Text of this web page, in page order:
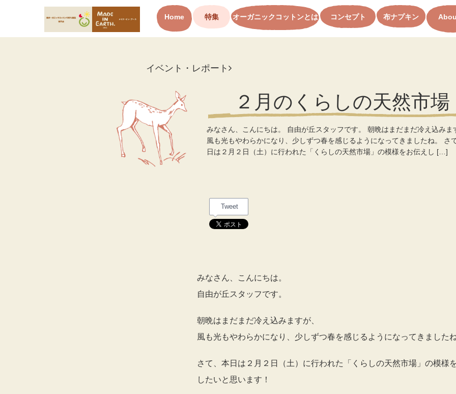
オーガニックコットン製品と
Home 特集 オーガニックコットンとは コンセプト 布ナプキン
イベント・レポート
２月のくらしの天然市場
みなさん、こんにちは。 自由が丘スタッフです。 朝晩はまだまだ冷え込みま
風も光もやわらかになり、少しずつ春を感じるようになってきましたね。 さ
日は２月２日（土）に行われた「くらしの天然市場」の模様をお伝えし […]
Tweet
みなさん、こんにちは。
自由が丘スタッフです。
朝晩はまだまだ冷え込みますが、
風も光もやわらかになり、少しずつ春を感じるようになってきましたね
さて、本日は２月２日（土）に行われた「くらしの天然市場」の模様
したいと思います！